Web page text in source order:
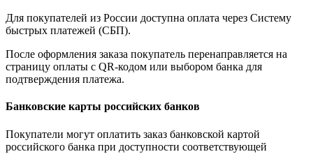
Для покупателей из России доступна оплата через Систему
быстрых платежей (СБП).
После оформления заказа покупатель перенаправляется на
страницу оплаты с QR-кодом или выбором банка для
подтверждения платежа.
Банковские карты российских банков
Покупатели могут оплатить заказ банковской картой
российского банка при доступности соответствующей